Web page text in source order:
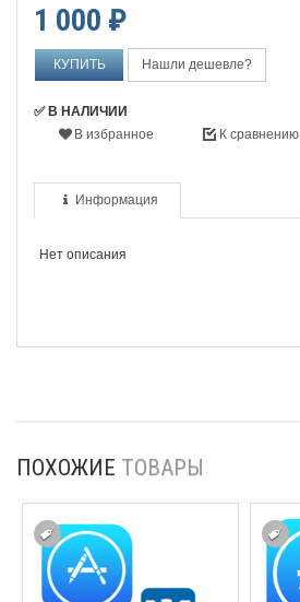
1 000 ₽
Нашли дешевле?
✅ В НАЛИЧИИ
В избранное
К сравнению
Информация
Нет описания
ПОХОЖИЕ ТОВАРЫ